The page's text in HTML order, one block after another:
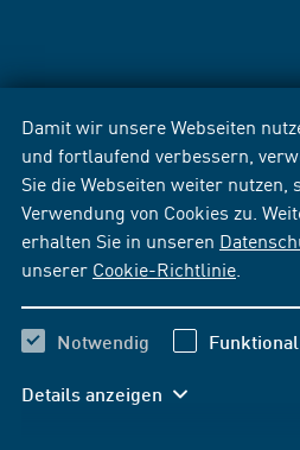
Damit wir unsere Webseiten
und fortlaufend verbessern,
Sie die Webseiten weiter
Verwendung von Cookies zu.
erhalten Sie in unseren
unserer Cookie-Richtlinie
Notwendig Funktional
Details anzeigen